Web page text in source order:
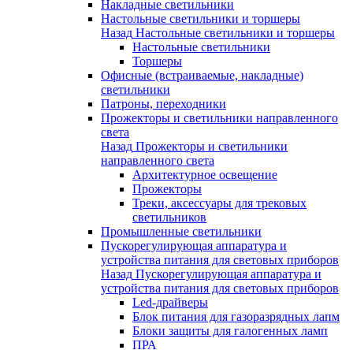
Накладные светильники
Настольные светильники и торшеры
Назад Настольные светильники и торшеры
Настольные светильники
Торшеры
Офисные (встраиваемые, накладные)
светильники
Патроны, переходники
Прожекторы и светильники направленного
света
Назад Прожекторы и светильники
направленного света
Архитектурное освещение
Прожекторы
Треки, аксессуары для трековых
светильников
Промышленные светильники
Пускорегулирующая аппаратура и
устройства питания для световых приборов
Назад Пускорегулирующая аппаратура и
устройства питания для световых приборов
Led-драйверы
Блок питания для газоразрядных лапм
Блоки защиты для галогенных ламп
ПРА